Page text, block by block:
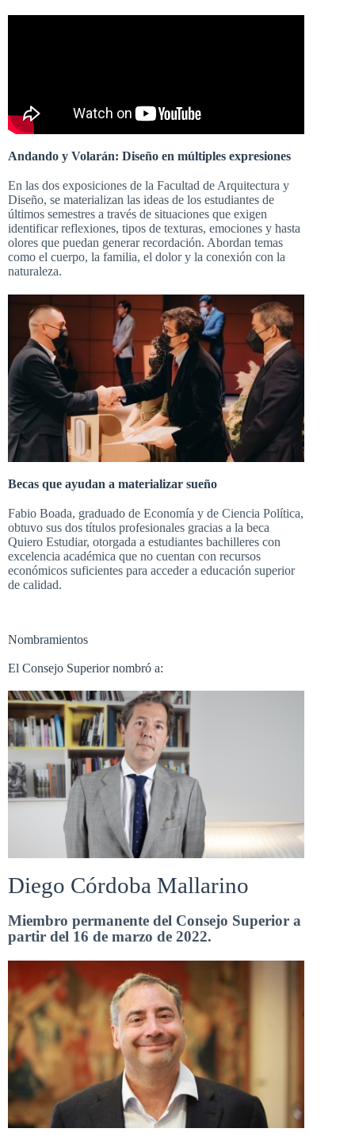
Andando y Volarán: Diseño en múltiples expresiones
En las dos exposiciones de la Facultad de Arquitectura y
Diseño, se materializan las ideas de los estudiantes de
últimos semestres a través de situaciones que exigen
identificar reflexiones, tipos de texturas, emociones y hasta
olores que puedan generar recordación. Abordan temas
como el cuerpo, la familia, el dolor y la conexión con la
naturaleza.
Becas que ayudan a materializar sueño
Fabio Boada, graduado de Economía y de Ciencia Política,
obtuvo sus dos títulos profesionales gracias a la beca
Quiero Estudiar, otorgada a estudiantes bachilleres con
excelencia académica que no cuentan con recursos
económicos suficientes para acceder a educación superior
de calidad.
Nombramientos
El Consejo Superior nombró a:
Diego Córdoba Mallarino
Miembro permanente del Consejo Superior a
partir del 16 de marzo de 2022.